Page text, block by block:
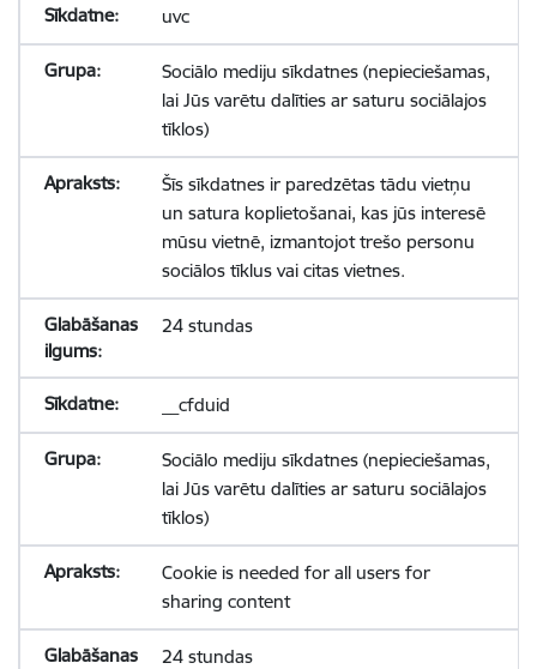
uvc
Sociālo mediju sīkdatnes (nepieciešamas,
lai Jūs varētu dalīties ar saturu sociālajos
tīklos)
Šīs sīkdatnes ir paredzētas tādu vietņu
un satura koplietošanai, kas jūs interesē
mūsu vietnē, izmantojot trešo personu
sociālos tīklus vai citas vietnes.
24 stundas
__cfduid
Sociālo mediju sīkdatnes (nepieciešamas,
lai Jūs varētu dalīties ar saturu sociālajos
tīklos)
Cookie is needed for all users for
sharing content
24 stundas